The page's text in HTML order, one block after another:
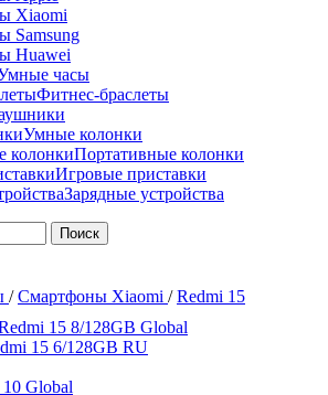
Xiaomi
Samsung
Huawei
часы
Фитнес-браслеты
Умные колонки
Портативные колонки
Игровые приставки
Зарядные устройства
Поиск
/ Смартфоны Xiaomi / Redmi 15
15 6/128GB RU